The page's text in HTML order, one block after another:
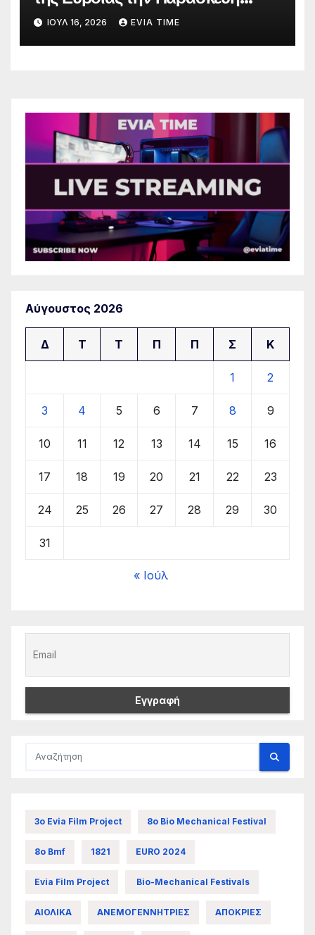
λόγω πολύ υψηλού κινδύνου
πυρκαγιάς
ΙΟΎΛ 16, 2026 EVIA TIME
Αύγουστος 2026
Δ Τ Τ Π Π Σ Κ
1 2
3 4 5 6 7 8 9
10 11 12 13 14 15 16
17 18 19 20 21 22 23
24 25 26 27 28 29 30
31
« Ιούλ
3ο Evia Film Project 8ο Bio Mechanical Festival
8ο Bmf 1821 EURO 2024
Evia Film Project Bio-Mechanical Festivals
ΑΙΟΛΙΚΑ ΑΝΕΜΟΓΕΝΝΗΤΡΙΕΣ ΑΠΟΚΡΙΕΣ